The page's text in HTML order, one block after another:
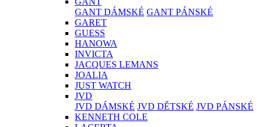
GANT DÁMSKÉ GANT PÁNSKÉ
GARET
GUESS
HANOWA
INVICTA
JACQUES LEMANS
JOALIA
JUST WATCH
JVD
JVD DÁMSKÉ JVD DĚTSKÉ JVD PÁNSKÉ
KENNETH COLE